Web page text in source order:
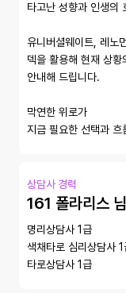
타고난 성향과 인생의
유니버셜웨이트, 레노
덱을 활용해 현재 상황
안내해 드립니다.
막연한 위로가
지금 필요한 선택과
상담사 경력
161 폴라리스
명리상담사 1급
색채타로 심리상담사 1
타로상담사 1급